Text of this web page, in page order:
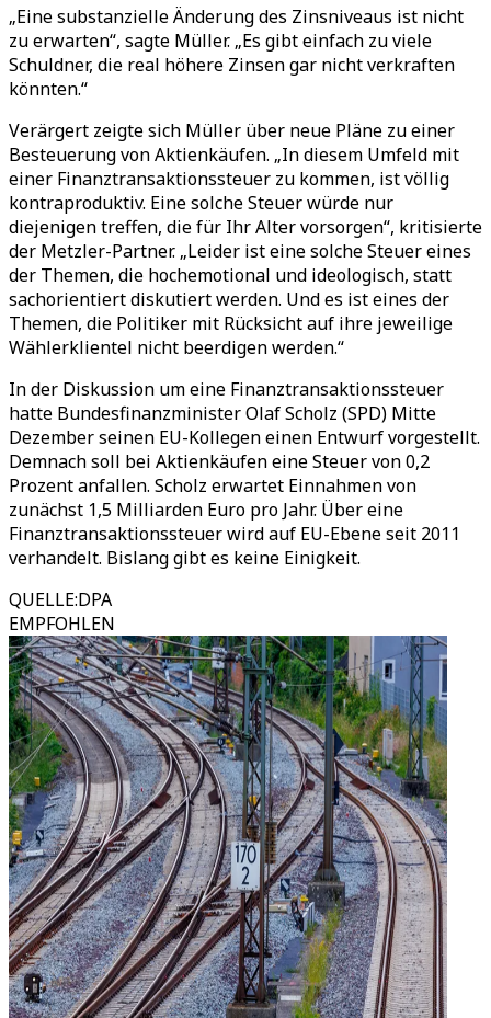
„Eine substanzielle Änderung des Zinsniveaus ist nicht
zu erwarten“, sagte Müller. „Es gibt einfach zu viele
Schuldner, die real höhere Zinsen gar nicht verkraften
könnten.“
Verärgert zeigte sich Müller über neue Pläne zu einer
Besteuerung von Aktienkäufen. „In diesem Umfeld mit
einer Finanztransaktionssteuer zu kommen, ist völlig
kontraproduktiv. Eine solche Steuer würde nur
diejenigen treffen, die für Ihr Alter vorsorgen“, kritisierte
der Metzler-Partner. „Leider ist eine solche Steuer eines
der Themen, die hochemotional und ideologisch, statt
sachorientiert diskutiert werden. Und es ist eines der
Themen, die Politiker mit Rücksicht auf ihre jeweilige
Wählerklientel nicht beerdigen werden.“
In der Diskussion um eine Finanztransaktionssteuer
hatte Bundesfinanzminister Olaf Scholz (SPD) Mitte
Dezember seinen EU-Kollegen einen Entwurf vorgestellt.
Demnach soll bei Aktienkäufen eine Steuer von 0,2
Prozent anfallen. Scholz erwartet Einnahmen von
zunächst 1,5 Milliarden Euro pro Jahr. Über eine
Finanztransaktionssteuer wird auf EU-Ebene seit 2011
verhandelt. Bislang gibt es keine Einigkeit.
QUELLE:DPA
EMPFOHLEN